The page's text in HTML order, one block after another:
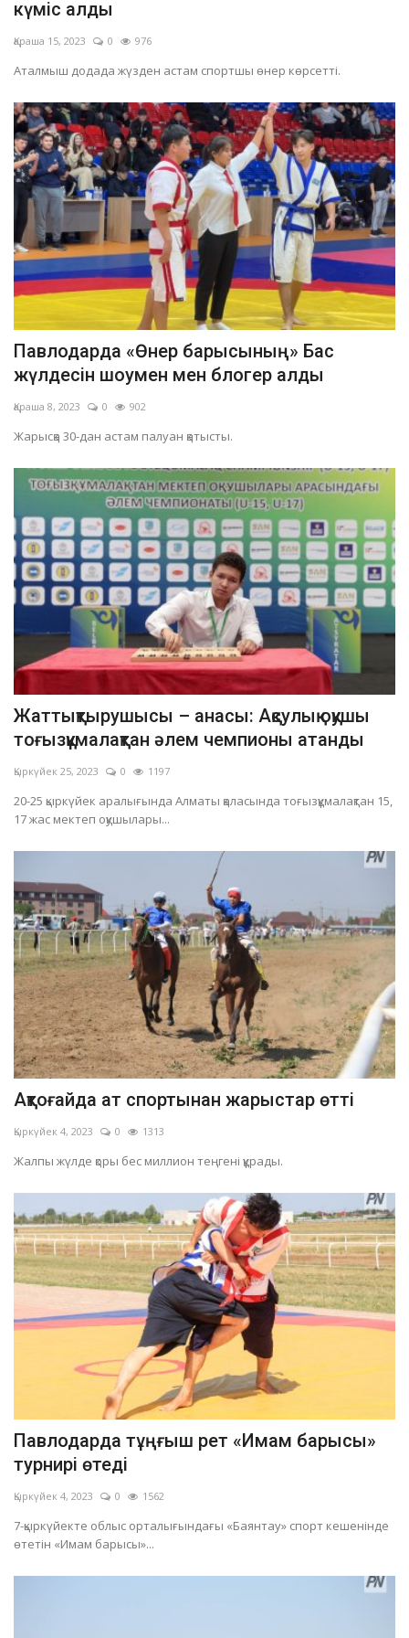
күміс алды
Қараша 15, 2023 0 976
Аталмыш додада жүзден астам спортшы өнер көрсетті.
Павлодарда «Өнер барысының» Бас
жүлдесін шоумен мен блогер алды
Қараша 8, 2023 0 902
Жарысқа 30-дан астам палуан қатысты.
Жаттықтырушысы – анасы: Ақсулық оқушы
тоғызқұмалақтан әлем чемпионы атанды
Қыркүйек 25, 2023 0 1197
20-25 қыркүйек аралығында Алматы қаласында тоғызқұмалақтан 15,
17 жас мектеп оқушылары...
Ақтоғайда ат спортынан жарыстар өтті
Қыркүйек 4, 2023 0 1313
Жалпы жүлде қоры бес миллион теңгені құрады.
Павлодарда тұңғыш рет «Имам барысы»
турнирі өтеді
Қыркүйек 4, 2023 0 1562
7-қыркүйекте облыс орталығындағы «Баянтау» спорт кешенінде
өтетін «Имам барысы»...